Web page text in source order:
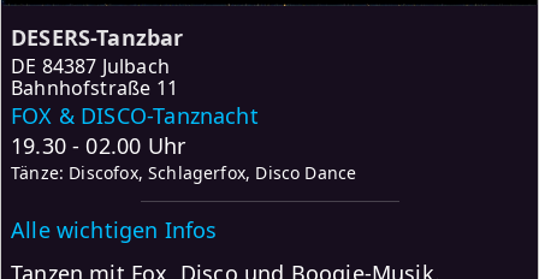
DESERS-Tanzbar
DE 84387 Julbach
Bahnhofstraße 11
FOX & DISCO-Tanznacht
19.30 - 02.00 Uhr
Tänze: Discofox, Schlagerfox, Disco Dance
Alle wichtigen Infos
Tanzen mit Fox, Disco und Boogie-Musik.